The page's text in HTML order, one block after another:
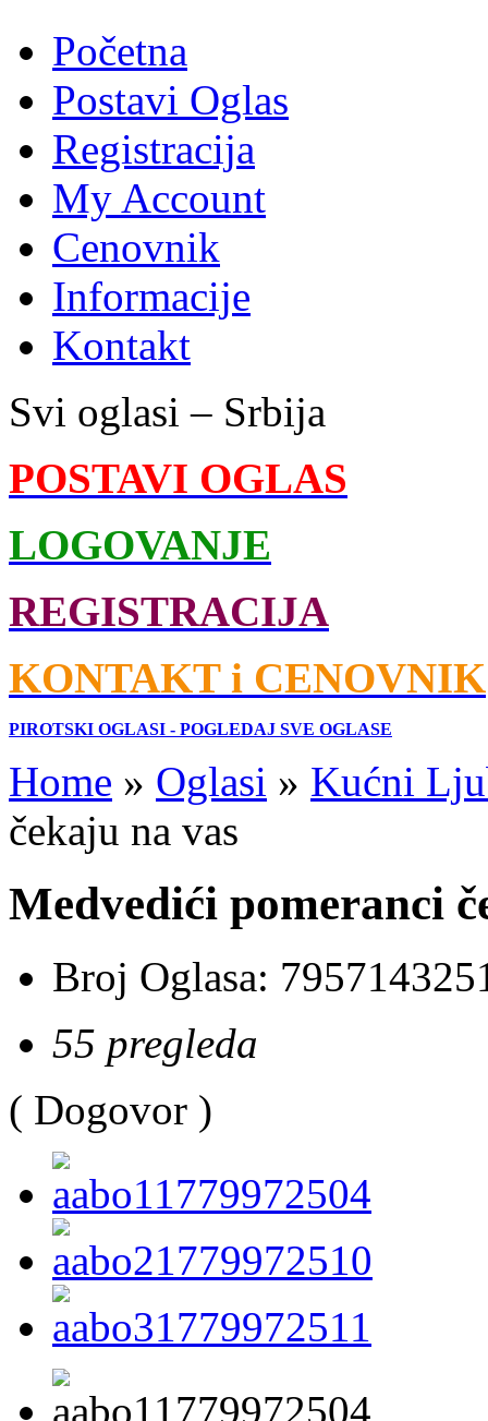
Početna
Postavi Oglas
Registracija
My Account
Cenovnik
Informacije
Kontakt
Svi oglasi – Srbija
POSTAVI OGLAS
LOGOVANJE
REGISTRACIJA
KONTAKT i CENOVNIK
PIROTSKI OGLASI - POGLEDAJ SVE OGLASE
Home » Oglasi » Kućni
čekaju na vas
Medvedići pomeranci
Broj Oglasa:
55 pregleda
( Dogovor )